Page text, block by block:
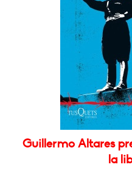
Guillermo Altares
la